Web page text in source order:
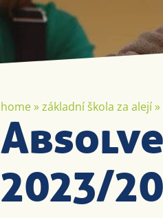
home»základní škola za alejí»
2023/